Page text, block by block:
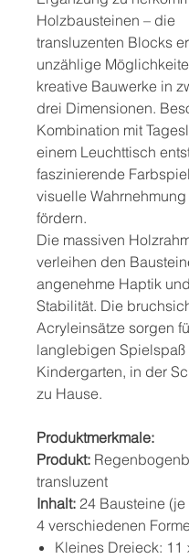
Holzbausteinen – die
transluzenten Blocks
unzählige
kreative Bauwerke in
drei Dimensionen.
Kombination mit
einem Leuchttisch
faszinierende
visuelle
fördern.
Die massiven
verleihen den
angenehme Haptik
Stabilität. Die
Acryleinsätze sorgen
langlebigen Spielspaß
Kindergarten, in der
zu Hause.
Produktmerkmale:
Produkt:
transluzent
Inhalt: 24 Bausteine (je
4 verschiedenen
Kleines Dreieck: 11